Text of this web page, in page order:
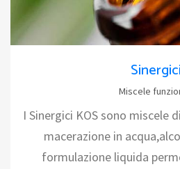
Sinergici
Miscele
I Sinergici KOS sono
macerazione in
formulazione liquida